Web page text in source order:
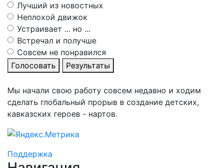
Лучший из новостных
Неплохой движок
Устраивает ... но ...
Встречал и получше
Совсем не понравился
Голосовать
Результаты
Мы начали свою работу совсем недавно и ходим
сделать глобальный прорыв в создание детских,
кавказских героев - нартов.
Поддержка